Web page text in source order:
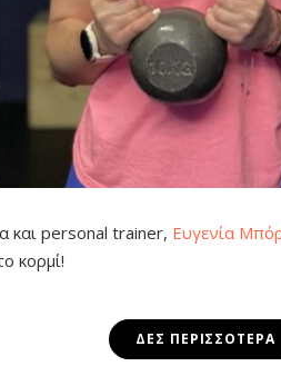
και personal trainer, Ευγενία
κορμί!
ΔΕΣ ΠΕΡΙΣΣΌΤΕΡΑ